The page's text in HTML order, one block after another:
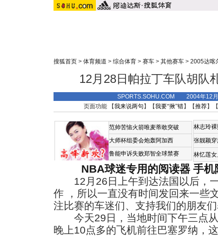
搜狐首页 > 体育频道 > 综合体育 > 赛车 > 其他赛车 > 2005达喀
12月28日帕拉丁车队胡队
SPORTS.SOHU.COM 2004年12
页面功能 【我来说两句 】【我要“揪”错】【推荐】
范帅苦恼火箭唯麦蒂敢突破
大师杯组委会炮轰阿加西
鲁能申诉失败郑智全球禁赛
林志玲
张靓颖
林忆莲
NBA球迷专用的阅读器 手机
12月26日上午到达法国以后，一
作 ，所以一直没有时间发回来一些
注比赛的车迷们、支持我们的朋友
今天29日，当地时间下午三点从
晚上10点多的飞机前往巴塞罗纳，